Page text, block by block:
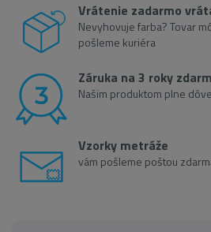
Vrátenie zadarmo
Nevyhovuje farba? Tovar
pošleme kuriéra
Záruka na 3 roky
Našim produktom plne
Vzorky metráže
vám pošleme poštou